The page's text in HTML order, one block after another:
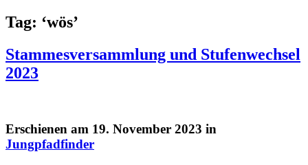
Tag: ‘wös’
Stammesversammlung und Stufenwechsel
2023
Erschienen am 19. November 2023 in
Jungpfadfinder